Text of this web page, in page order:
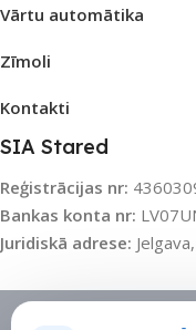
Vārtu automātika
Zīmoli
Kontakti
SIA Stared
Reģistrācijas nr:
Bankas konta nr:
Juridiskā adrese: